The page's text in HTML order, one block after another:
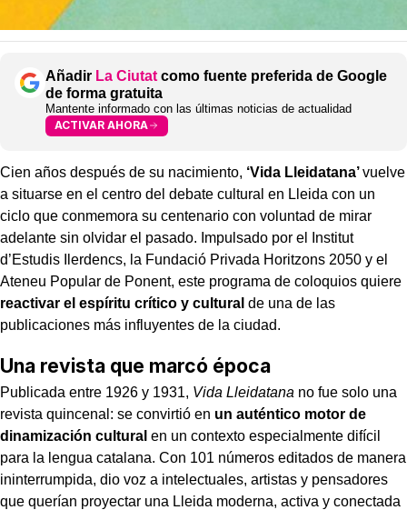
Añadir La Ciutat como fuente preferida de Google
de forma gratuita
Mantente informado con las últimas noticias de actualidad
ACTIVAR AHORA
Cien años después de su nacimiento, ‘Vida Lleidatana’vuelve
a situarse en el centro del debate cultural en Lleida con un
ciclo que conmemora su centenario con voluntad de mirar
adelante sin olvidar el pasado. Impulsado por el Institut
d’Estudis Ilerdencs, la Fundació Privada Horitzons 2050 y el
Ateneu Popular de Ponent, este programa de coloquios quiere
reactivar el espíritu crítico y cultural de una de las
publicaciones más influyentes de la ciudad.
Una revista que marcó época
Publicada entre 1926 y 1931, Vida Lleidatana no fue solo una
revista quincenal: se convirtió en un auténtico motor de
dinamización cultural en un contexto especialmente difícil
para la lengua catalana. Con 101 números editados de manera
ininterrumpida, dio voz a intelectuales, artistas y pensadores
que querían proyectar una Lleida moderna, activa y conectada